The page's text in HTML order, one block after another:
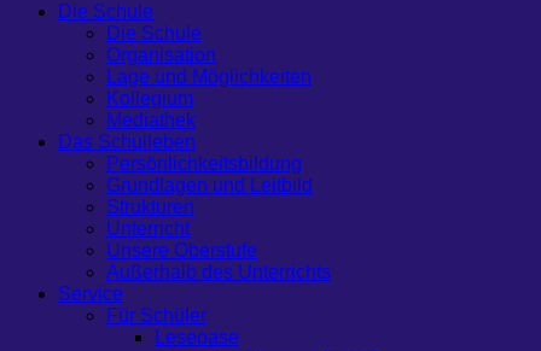
Die Schule
Die Schule
Organisation
Lage und Möglichkeiten
Kollegium
Mediathek
Das Schulleben
Persönlichkeitsbildung
Grundlagen und Leitbild
Strukturen
Unterricht
Unsere Oberstufe
Außerhalb des Unterrichts
Service
Für Schüler
Leseoase